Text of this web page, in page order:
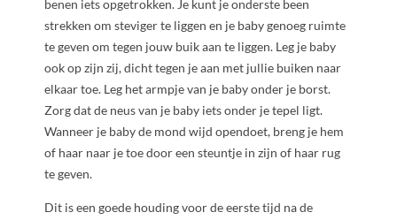
benen iets opgetrokken. Je kunt je onderste been
strekken om steviger te liggen en je baby genoeg ruimte
te geven om tegen jouw buik aan te liggen. Leg je baby
ook op zijn zij, dicht tegen je aan met jullie buiken naar
elkaar toe. Leg het armpje van je baby onder je borst.
Zorg dat de neus van je baby iets onder je tepel ligt.
Wanneer je baby de mond wijd opendoet, breng je hem
of haar naar je toe door een steuntje in zijn of haar rug
te geven.
Dit is een goede houding voor de eerste tijd na de